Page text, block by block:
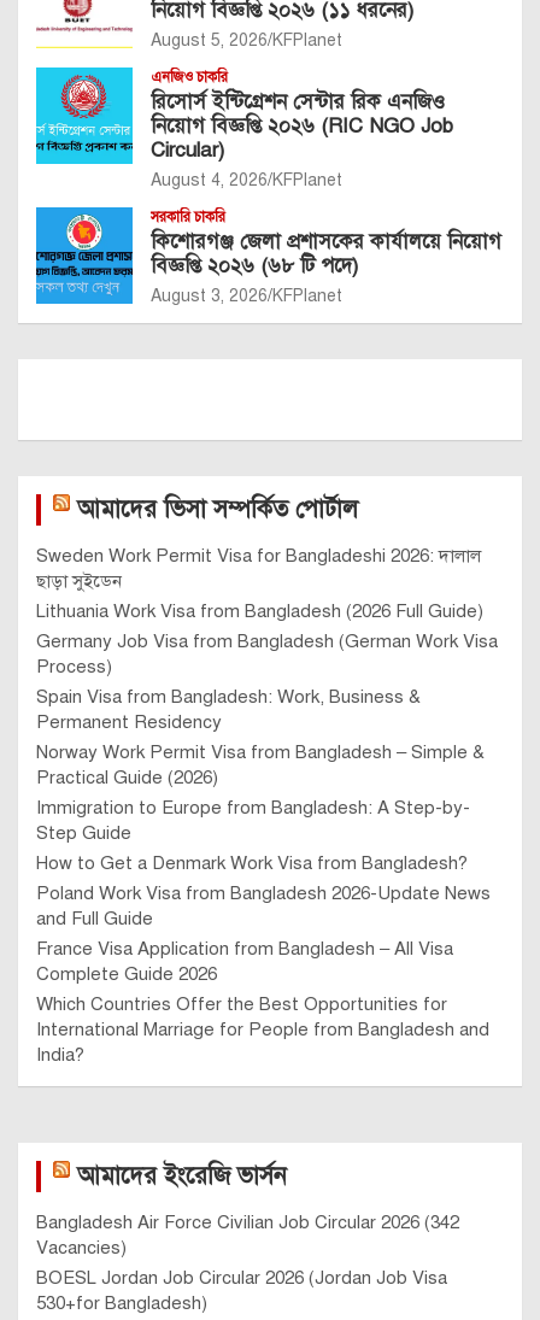
নিয়োগ বিজ্ঞপ্তি ২০২৬ (১১ ধরনের)
August 5, 2026 KFPlanet
এনজিও চাকরি
রিসোর্স ইন্টিগ্রেশন সেন্টার রিক এনজিও
নিয়োগ বিজ্ঞপ্তি ২০২৬ (RIC NGO Job
Circular)
August 4, 2026 KFPlanet
সরকারি চাকরি
কিশোরগঞ্জ জেলা প্রশাসকের কার্যালয়ে নিয়োগ
বিজ্ঞপ্তি ২০২৬ (৬৮ টি পদে)
August 3, 2026 KFPlanet
আমাদের ভিসা সম্পর্কিত পোর্টাল
Sweden Work Permit Visa for Bangladeshi 2026: দালাল
ছাড়া সুইডেন
Lithuania Work Visa from Bangladesh (2026 Full Guide)
Germany Job Visa from Bangladesh (German Work Visa
Process)
Spain Visa from Bangladesh: Work, Business &
Permanent Residency
Norway Work Permit Visa from Bangladesh – Simple &
Practical Guide (2026)
Immigration to Europe from Bangladesh: A Step-by-
Step Guide
How to Get a Denmark Work Visa from Bangladesh?
Poland Work Visa from Bangladesh 2026-Update News
and Full Guide
France Visa Application from Bangladesh – All Visa
Complete Guide 2026
Which Countries Offer the Best Opportunities for
International Marriage for People from Bangladesh and
India?
আমাদের ইংরেজি ভার্সন
Bangladesh Air Force Civilian Job Circular 2026 (342
Vacancies)
BOESL Jordan Job Circular 2026 (Jordan Job Visa
530+for Bangladesh)